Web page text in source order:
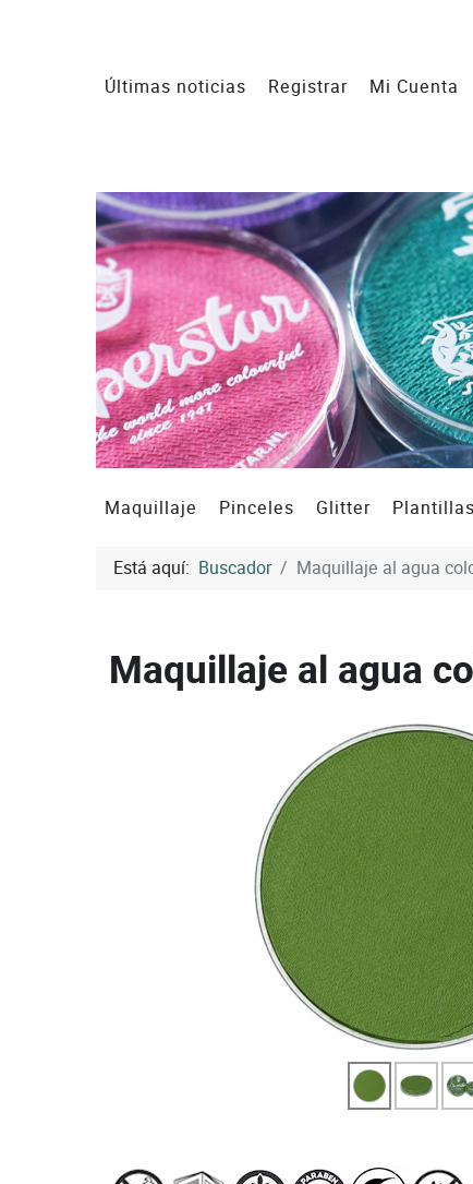
Últimas noticias Registrar Mi Cuenta
Maquillaje Pinceles Glitter Plantillas
Está aquí: Buscador Maquillaje al agua
Maquillaje al agua